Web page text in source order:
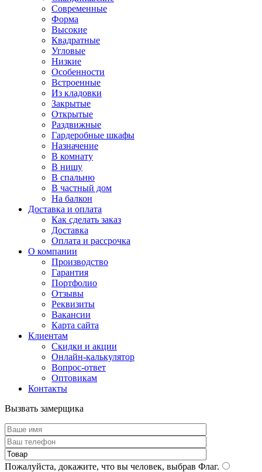
Современные
Форма
Высокие
Квадратные
Угловые
Низкие
Особенности
Встроенные
Из кладовки
Закрытые
Открытые
Раздвижные
Гардеробные шкафы
Назначение
В комнату
В нишу
В спальню
В частный дом
На балкон
Доставка и оплата
Как сделать заказ
Доставка
Оплата и рассрочка
О компании
Производство
Гарантия
Портфолио
Отзывы
Реквизиты
Вакансии
Карта сайта
Клиентам
Скидки и акции
Онлайн-калькулятор
Вопрос-ответ
Оптовикам
Контакты
Вызвать замерщика
Пожалуйста, докажите, что вы человек, выбрав Флаг.